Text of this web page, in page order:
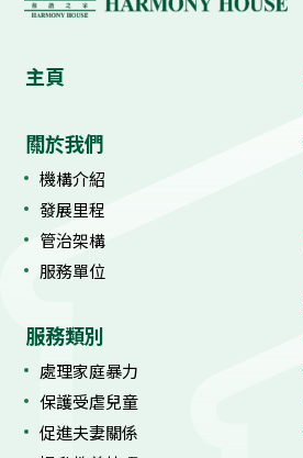
主頁
關於我們
機構介紹
發展里程
管治架構
服務單位
服務類別
處理家庭暴力
保護受虐兒童
促進夫妻關係